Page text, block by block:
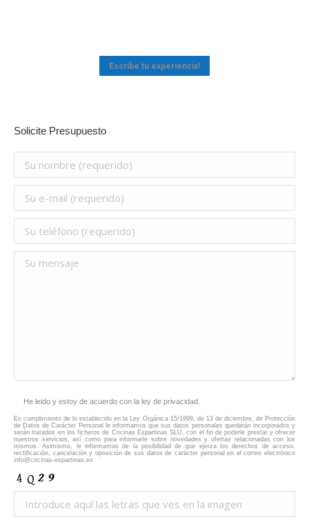
Escribe tu experiencia!
Solicite Presupuesto
He leido y estoy de acuerdo con la ley de privacidad.
En cumplimiento de lo establecido en la Ley Orgánica 15/1999, de 13 de diciembre, de Protección
de Datos de Carácter Personal le informamos que sus datos personales quedarán incorporados y
serán tratados en los ficheros de Cocinas Espartinas SLU, con el fin de poderle prestar y ofrecer
nuestros servicios, así como para informarle sobre novedades y ofertas relacionadas con los
mismos. Asimismo, le informamos de la posibilidad de que ejerza los derechos de acceso,
rectificación, cancelación y oposición de sus datos de carácter personal en el correo electrónico
info@cocinas-espartinas.es